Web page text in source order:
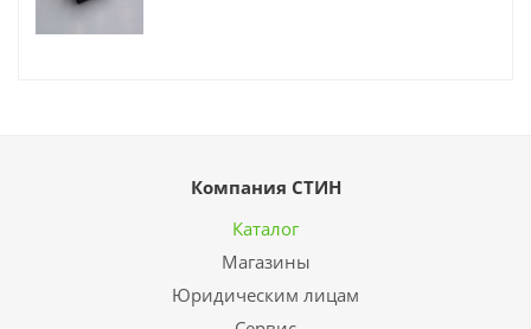
Компания СТИН
Каталог
Магазины
Юридическим лицам